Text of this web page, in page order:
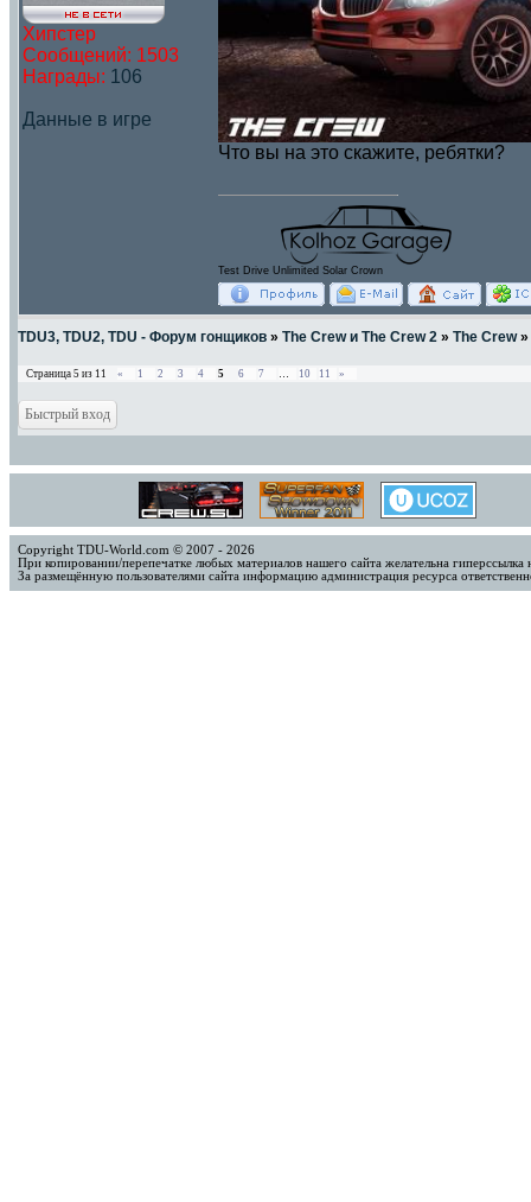
Хипстер
Сообщений: 1503
Награды: 106
Данные в игре
Что вы на это скажите, ребятки?
Test Drive Unlimited Solar Crown
TDU3, TDU2, TDU - Форум гонщиков » The Crew и The Crew 2 » The Crew »
Страница 5 из 11 « 1 2 3 4 5 6 7 … 10 11 »
Copyright TDU-World.com © 2007 - 2026
При копировании/перепечатке любых материалов нашего сайта желательна
За размещённую пользователями сайта информацию администрация ресурса